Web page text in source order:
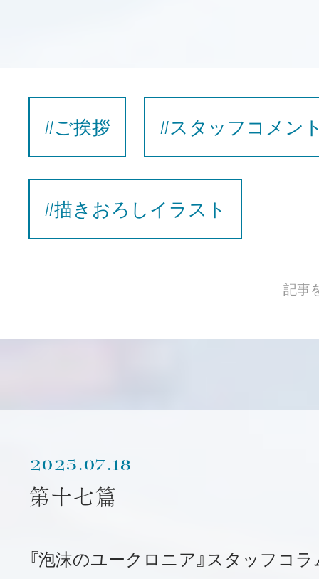
#ご挨拶 #スタッフコメン
#描きおろしイラスト
記事
2025.07.18
第十七篇
『泡沫のユークロニア』スタッフコ